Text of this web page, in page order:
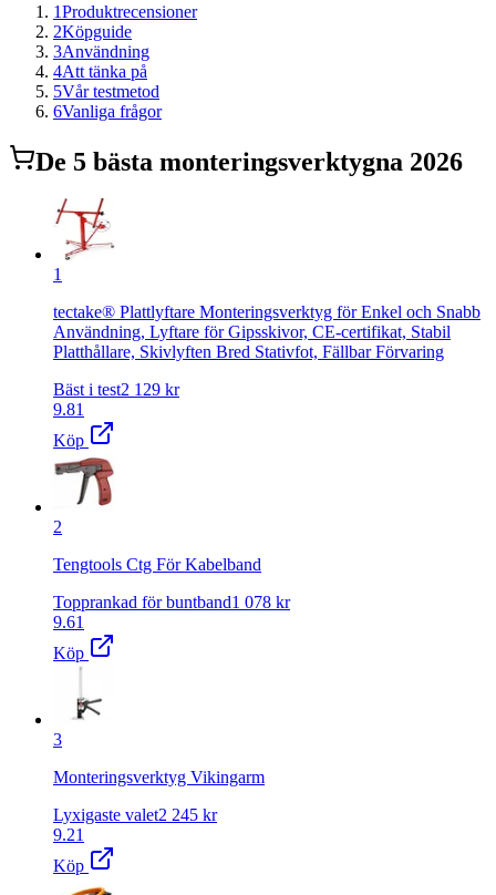
1Produktrecensioner
2Köpguide
3Användning
4Att tänka på
5Vår testmetod
6Vanliga frågor
De 5 bästa monteringsverktygna 2026
1
tectake® Plattlyftare Monteringsverktyg för Enkel och Snabb
Användning, Lyftare för Gipsskivor, CE-certifikat, Stabil
Platthållare, Skivlyften Bred Stativfot, Fällbar Förvaring
Bäst i test2 129 kr
9.81
Köp
2
Tengtools Ctg För Kabelband
Topprankad för buntband1 078 kr
9.61
Köp
3
Monteringsverktyg Vikingarm
Lyxigaste valet2 245 kr
9.21
Köp